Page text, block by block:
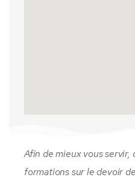
Afin de mieux vous servir,
formations sur le devoir